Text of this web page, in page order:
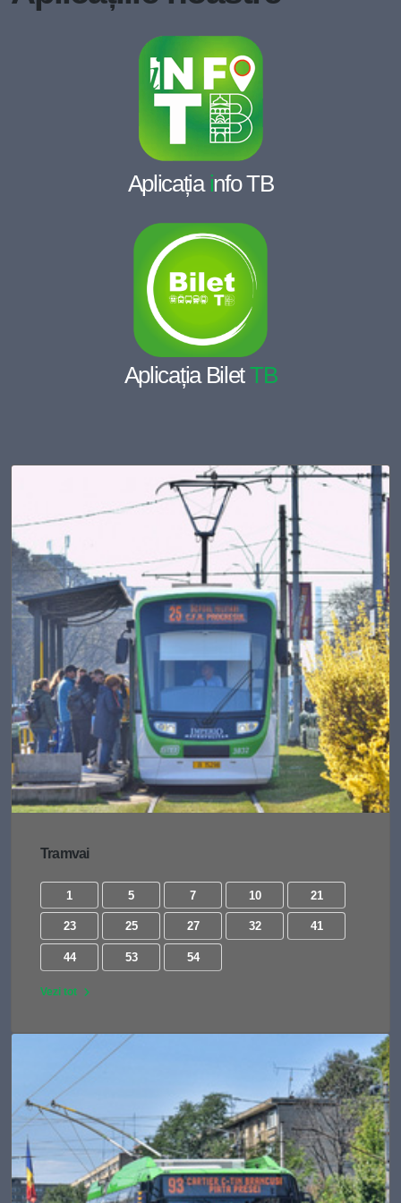
Aplicația info TB
Aplicația BiletTB
Tramvai
1 5 7 10 21
23 25 27 32 41
44 53 54
Vezi tot